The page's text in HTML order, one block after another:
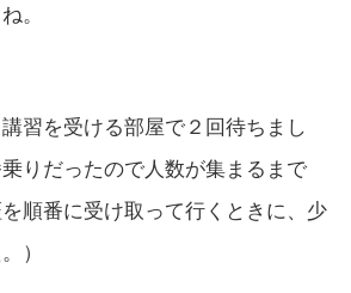
。
講習を受ける部屋で２回待ちまし
りだったので人数が集まるまで
順番に受け取って行くときに、少
）